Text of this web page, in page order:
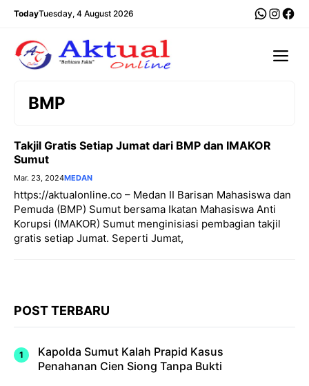
Langsung
TodayTuesday, 4 August 2026
BMP
Takjil Gratis Setiap Jumat dari BMP dan IMAKOR
Sumut
Mar. 23, 2024MEDAN
https://aktualonline.co – Medan II Barisan Mahasiswa dan
Pemuda (BMP) Sumut bersama Ikatan Mahasiswa Anti
Korupsi (IMAKOR) Sumut menginisiasi pembagian takjil
gratis setiap Jumat. Seperti Jumat,
POST TERBARU
Kapolda Sumut Kalah Prapid Kasus
Penahanan Cien Siong Tanpa Bukti